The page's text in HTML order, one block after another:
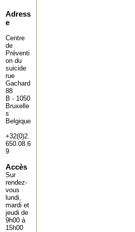
Adress
e
Centre
de
Préventi
on du
suicide
rue
Gachard
88
B - 1050
Bruxelle
s
Belgique
+32(0)2.
650.08.6
9
Accès
Sur
rendez-
vous
lundi,
mardi et
jeudi de
9h00 à
15h00